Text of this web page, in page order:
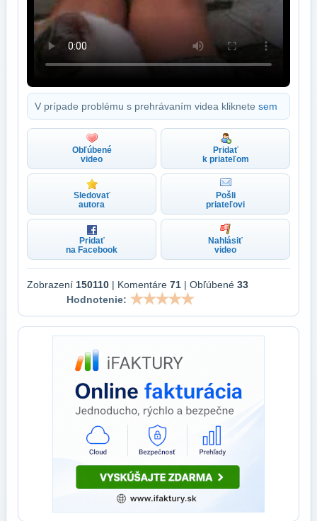
V prípade problému s prehrávaním videa kliknete sem
Obľúbené
video
Pridať
k priateľom
Sledovať
autora
Pošli
priateľovi
Pridať
na Facebook
Nahlásiť
video
Zobrazení 150110 | Komentáre 71 | Obľúbené 33
Hodnotenie: